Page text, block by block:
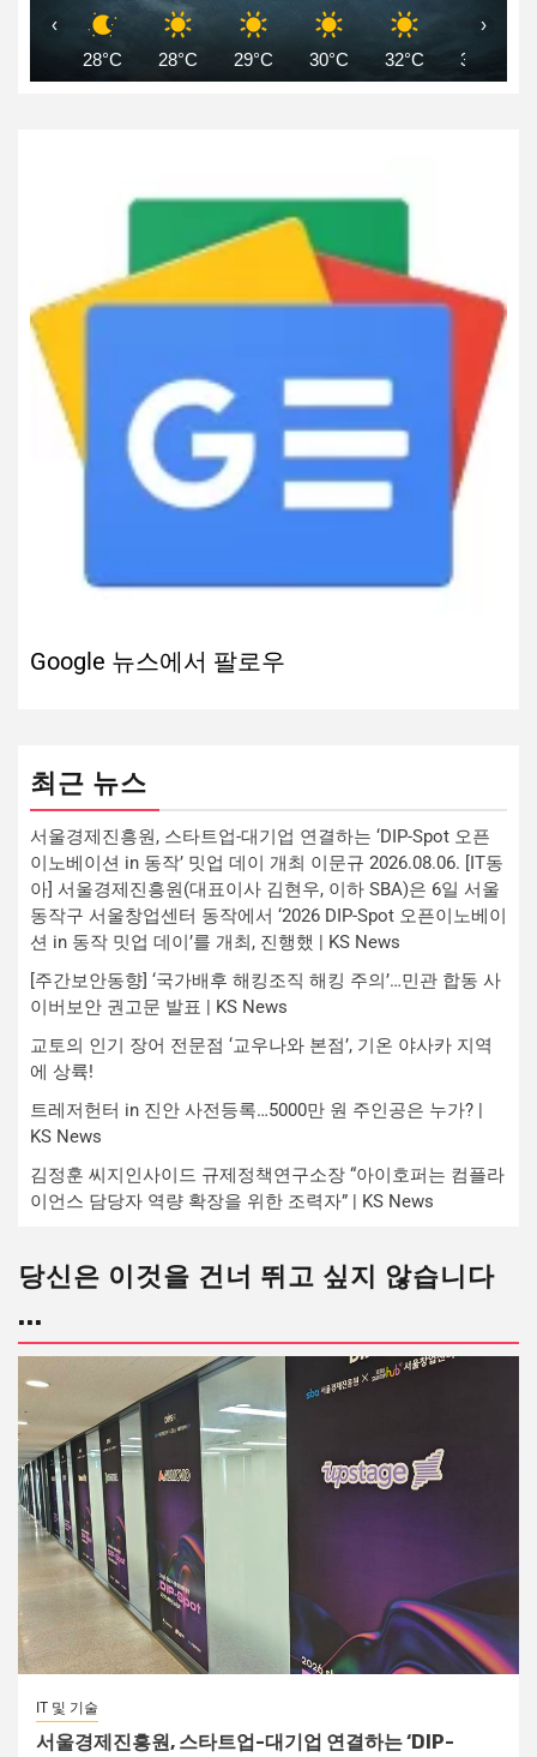
28°C 28°C 29°C 30°C 32°C 34°C
‹ ›
Google 뉴스에서 팔로우
최근 뉴스
서울경제진흥원, 스타트업-대기업 연결하는 ‘DIP-Spot 오픈
이노베이션 in 동작’ 밋업 데이 개최 이문규 2026.08.06. [IT동
아] 서울경제진흥원(대표이사 김현우, 이하 SBA)은 6일 서울
동작구 서울창업센터 동작에서 ‘2026 DIP-Spot 오픈이노베이
션 in 동작 밋업 데이’를 개최, 진행했 | KS News
[주간보안동향] ‘국가배후 해킹조직 해킹 주의’…민관 합동 사
이버보안 권고문 발표 | KS News
교토의 인기 장어 전문점 ‘교우나와 본점’, 기온 야사카 지역
에 상륙!
트레저헌터 in 진안 사전등록…5000만 원 주인공은 누가? |
KS News
김정훈 씨지인사이드 규제정책연구소장 “아이호퍼는 컴플라
이언스 담당자 역량 확장을 위한 조력자” | KS News
당신은 이것을 건너 뛰고 싶지 않습니다
...
IT 및 기술
서울경제진흥원, 스타트업-대기업 연결하는 ‘DIP-